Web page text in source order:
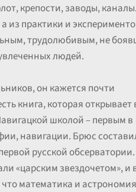
крепости, заводы,
из практики и
трудолюбивым, не
людей.
он кажется почти
книга, которая открывает
школой – первым в
навигации. Брюс
русской
«царским звездочетом», и
математика и